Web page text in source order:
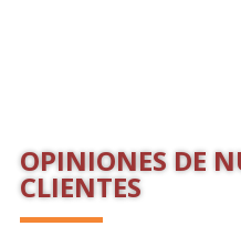
OPINIONES DE
CLIENTES